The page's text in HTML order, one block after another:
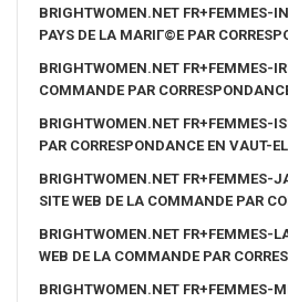
BRIGHTWOMEN.NET FR+FEMMES-
PAYS DE LA MARIГ©E PAR
BRIGHTWOMEN.NET FR+FEMMES-
COMMANDE PAR
BRIGHTWOMEN.NET FR+FEMMES-
PAR CORRESPONDANCE EN VAUT-
BRIGHTWOMEN.NET FR+FEMMES-
SITE WEB DE LA COMMANDE PAR
BRIGHTWOMEN.NET FR+FEMMES-
WEB DE LA COMMANDE PAR
BRIGHTWOMEN.NET FR+FEMMES-